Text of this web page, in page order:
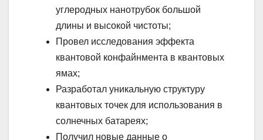
углеродных нанотрубок большой
длины и высокой чистоты;
Провел исследования эффекта
квантовой конфайнмента в квантовых
ямах;
Разработал уникальную структуру
квантовых точек для использования в
солнечных батареях;
Получил новые данные о